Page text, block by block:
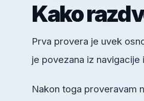
Kako
Prva provera je uvek
je povezana iz
Nakon toga proveravam